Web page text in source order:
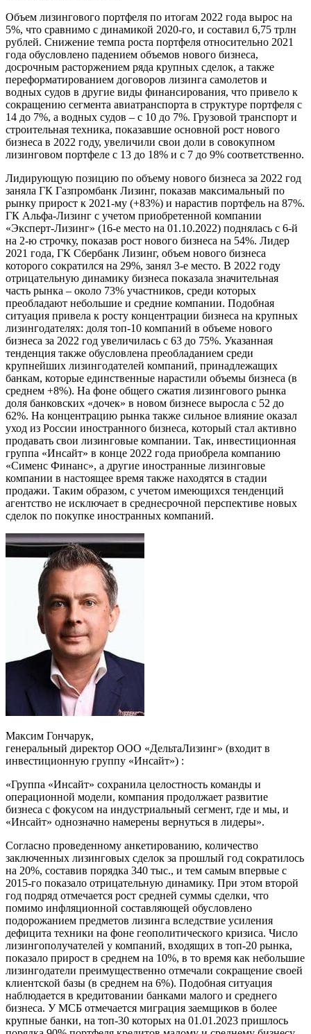
Объем лизингового портфеля по итогам 2022 года вырос на
5%, что сравнимо с динамикой 2020-го, и составил 6,75 трлн
рублей. Снижение темпа роста портфеля относительно 2021
года обусловлено падением объемов нового бизнеса,
досрочным расторжением ряда крупных сделок, а также
переформатированием договоров лизинга самолетов и
водных судов в другие виды финансирования, что привело к
сокращению сегмента авиатранспорта в структуре портфеля с
14 до 7%, а водных судов – с 10 до 7%. Грузовой транспорт и
строительная техника, показавшие основной рост нового
бизнеса в 2022 году, увеличили свои доли в совокупном
лизинговом портфеле с 13 до 18% и с 7 до 9% соответственно.
Лидирующую позицию по объему нового бизнеса за 2022 год
заняла ГК Газпромбанк Лизинг, показав максимальный по
рынку прирост к 2021-му (+83%) и нарастив портфель на 87%.
ГК Альфа-Лизинг с учетом приобретенной компании
«Эксперт-Лизинг» (16-е место на 01.10.2022) поднялась с 6-й
на 2-ю строчку, показав рост нового бизнеса на 54%. Лидер
2021 года, ГК Сбербанк Лизинг, объем нового бизнеса
которого сократился на 29%, занял 3-е место. В 2022 году
отрицательную динамику бизнеса показала значительная
часть рынка – около 73% участников, среди которых
преобладают небольшие и средние компании. Подобная
ситуация привела к росту концентрации бизнеса на крупных
лизингодателях: доля топ-10 компаний в объеме нового
бизнеса за 2022 год увеличилась с 63 до 75%. Указанная
тенденция также обусловлена преобладанием среди
крупнейших лизингодателей компаний, принадлежащих
банкам, которые единственные нарастили объемы бизнеса (в
среднем +8%). На фоне общего сжатия лизингового рынка
доля банковских «дочек» в новом бизнесе выросла с 52 до
62%. На концентрацию рынка также сильное влияние оказал
уход из России иностранного бизнеса, который стал активно
продавать свои лизинговые компании. Так, инвестиционная
группа «Инсайт» в конце 2022 года приобрела компанию
«Сименс Финанс», а другие иностранные лизинговые
компании в настоящее время также находятся в стадии
продажи. Таким образом, с учетом имеющихся тенденций
агентство не исключает в среднесрочной перспективе новых
сделок по покупке иностранных компаний.
Максим Гончарук,
генеральный директор ООО «ДельтаЛизинг» (входит в
инвестиционную группу «Инсайт») :
«Группа «Инсайт» сохранила целостность команды и
операционной модели, компания продолжает развитие
бизнеса с фокусом на индустриальный сегмент, где и мы, и
«Инсайт» однозначно намерены вернуться в лидеры».
Согласно проведенному анкетированию, количество
заключенных лизинговых сделок за прошлый год сократилось
на 20%, составив порядка 340 тыс., и тем самым впервые с
2015-го показало отрицательную динамику. При этом второй
год подряд отмечается рост средней суммы сделки, что
помимо инфляционной составляющей обусловлено
подорожанием предметов лизинга вследствие усиления
дефицита техники на фоне геополитического кризиса. Число
лизингополучателей у компаний, входящих в топ-20 рынка,
показало прирост в среднем на 10%, в то время как небольшие
лизингодатели преимущественно отмечали сокращение своей
клиентской базы (в среднем на 6%). Подобная ситуация
наблюдается в кредитовании банками малого и среднего
бизнеса. У МСБ отмечается миграция заемщиков в более
крупные банки, на топ-30 которых на 01.01.2023 пришлось